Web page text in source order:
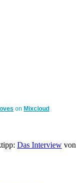
on Mixcloud
Das Interview von